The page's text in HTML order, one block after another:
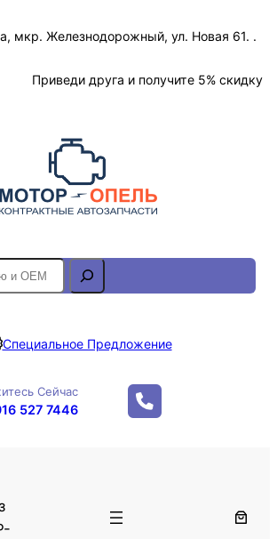
мкр. Железнодорожный, ул. Новая 61. .
Приведи друга и получите 5% скидку
S
e
r
Специальное Предложение
Сейчас
527 7446